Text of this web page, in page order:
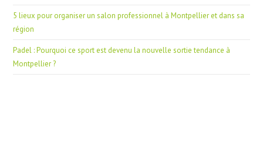
5 lieux pour organiser un salon professionnel à Montpellier et dans sa
région
Padel : Pourquoi ce sport est devenu la nouvelle sortie tendance à
Montpellier ?